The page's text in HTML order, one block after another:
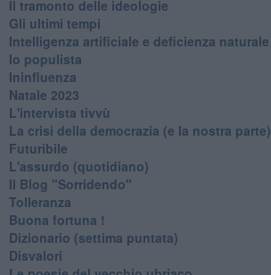
Il tramonto delle ideologie
Gli ultimi tempi
Intelligenza artificiale e deficienza naturale
Io populista
Ininfluenza
Natale 2023
L'intervista tivvù
La crisi della democrazia (e la nostra parte)
Futuribile
L'assurdo (quotidiano)
Il Blog "Sorridendo"
Tolleranza
Buona fortuna !
​Dizionario (settima puntata)
Disvalori